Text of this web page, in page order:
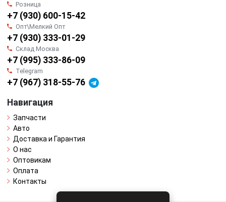
Розница
+7 (930) 600-15-42
Опт\Мелкий Опт
+7 (930) 333-01-29
Склад Москва
+7 (995) 333-86-09
Telegram
+7 (967) 318-55-76
Навигация
Запчасти
Авто
Доставка и Гарантия
О нас
Оптовикам
Оплата
Контакты